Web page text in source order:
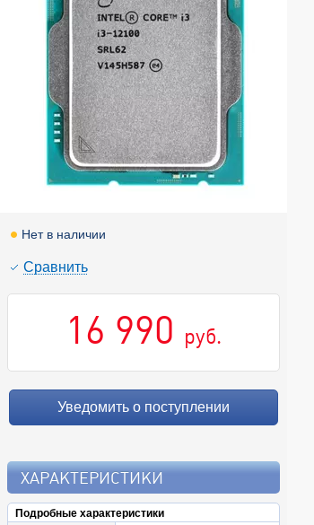
Нет в наличии
Cравнить
16 990 руб.
Уведомить о поступлении
ХАРАКТЕРИСТИКИ
Подробные характеристики